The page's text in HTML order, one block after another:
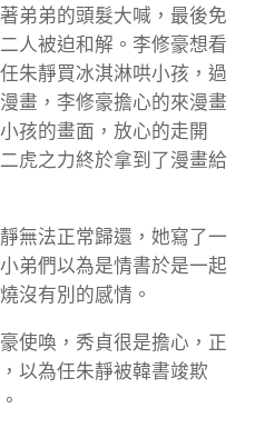
弟弟的頭髮大喊，最後免
人被迫和解。李修豪想看
朱靜買冰淇淋哄小孩，過
畫，李修豪擔心的來漫畫
孩的畫面，放心的走開
虎之力終於拿到了漫畫給
無法正常歸還，她寫了一
弟們以為是情書於是一起
沒有別的感情。
使喚，秀貞很是擔心，正
以為任朱靜被韓書竣欺